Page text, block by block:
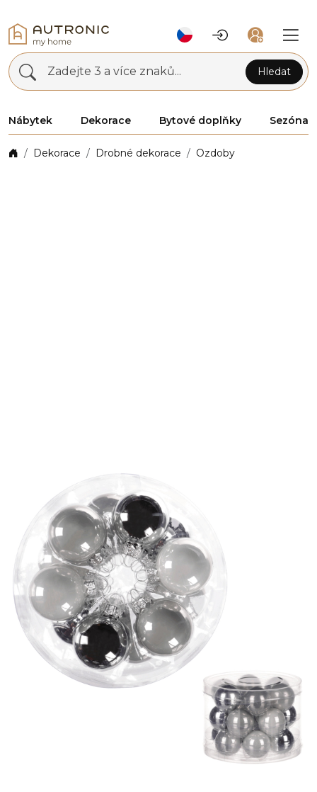
Zadejte 3 a více znaků... Hledat
Nábytek Dekorace Bytové doplňky Sezóna
Dekorace Drobné dekorace Ozdoby